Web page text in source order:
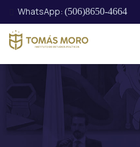
WhatsApp: (506)8650-4664